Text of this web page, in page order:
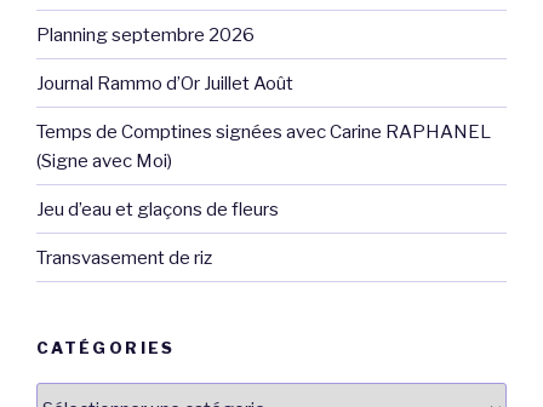
Planning septembre 2026
Journal Rammo d’Or Juillet Août
Temps de Comptines signées avec Carine RAPHANEL
(Signe avec Moi)
Jeu d’eau et glaçons de fleurs
Transvasement de riz
CATÉGORIES